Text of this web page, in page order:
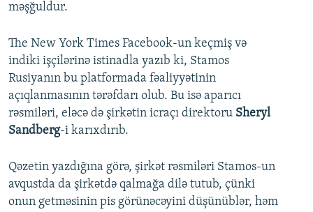
məşğuldur.
The New York Times Facebook-un keçmiş və
indiki işçilərinə istinadla yazıb ki, Stamos
Rusiyanın bu platformada fəaliyyətinin
açıqlanmasının tərəfdarı olub. Bu isə aparıcı
rəsmiləri, eləcə də şirkətin icraçı direktoru Sheryl
Sandberg-i karıxdırıb.
Qəzetin yazdığına görə, şirkət rəsmiləri Stamos-un
avqustda da şirkətdə qalmağa dilə tutub, çünki
onun getməsinin pis görünəcəyini düşünüblər, həm